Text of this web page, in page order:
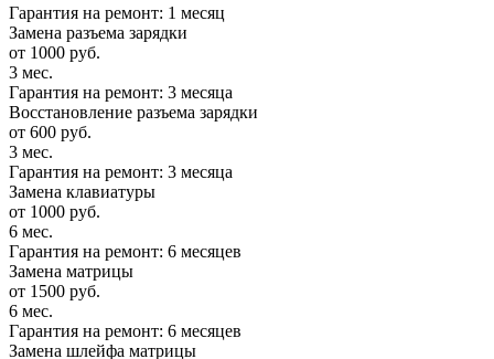
Гарантия на ремонт: 1 месяц
Замена разъема зарядки
от 1000 руб.
3 мес.
Гарантия на ремонт: 3 месяца
Восстановление разъема зарядки
от 600 руб.
3 мес.
Гарантия на ремонт: 3 месяца
Замена клавиатуры
от 1000 руб.
6 мес.
Гарантия на ремонт: 6 месяцев
Замена матрицы
от 1500 руб.
6 мес.
Гарантия на ремонт: 6 месяцев
Замена шлейфа матрицы